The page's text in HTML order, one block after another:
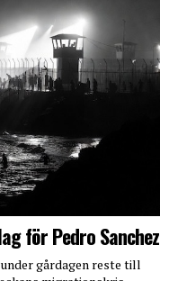
för Pedro Sanchez
under gårdagen reste till